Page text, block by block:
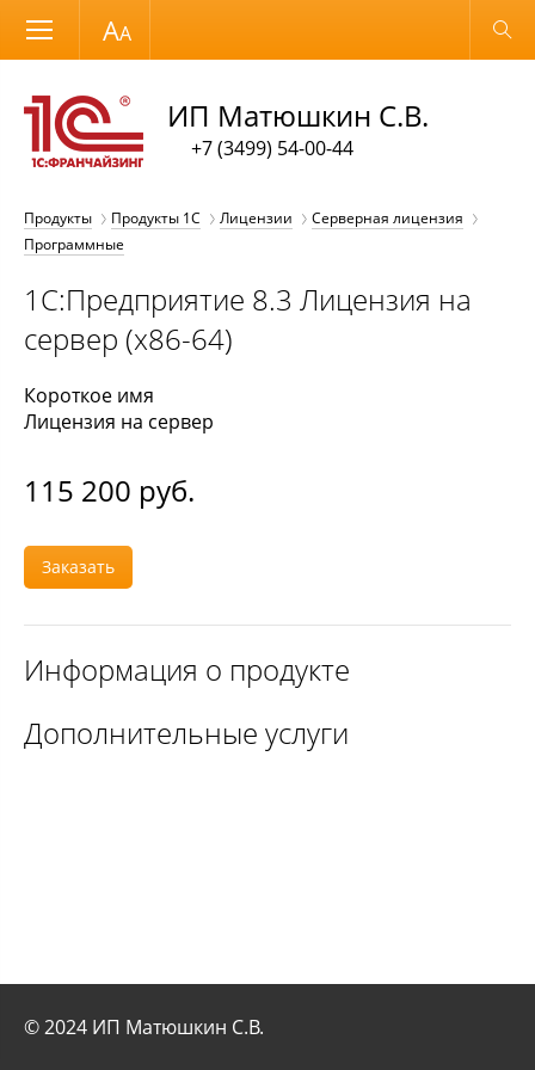
Размер шрифта Обычная версия
ИП Матюшкин С.В.
+7 (3499) 54-00-44
Продукты Продукты 1С Лицензии
Серверная лицензия
Программные
1С:Предприятие 8.3 Лицензия на
сервер (х86-64)
Короткое имя
Лицензия на сервер
115 200 руб.
Заказать
Информация о продукте
Дополнительные услуги
© 2024 ИП Матюшкин С.В.